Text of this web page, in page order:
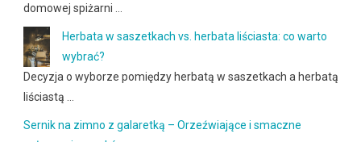
domowej spiżarni …
Herbata w saszetkach vs. herbata liściasta: co warto
wybrać?
Decyzja o wyborze pomiędzy herbatą w saszetkach a herbatą
liściastą …
Sernik na zimno z galaretką – Orzeźwiające i smaczne